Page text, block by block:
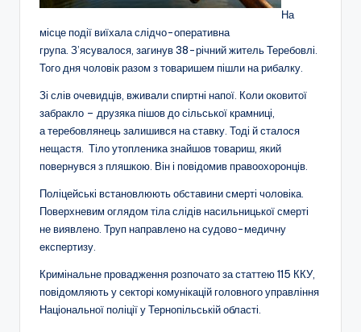
На
місце події виїхала слідчо-оперативна
група. З’ясувалося, загинув 38-річний житель Теребовлі.
Того дня чоловік разом з товаришем пішли на рибалку.
Зі слів очевидців, вживали спиртні напої. Коли оковитої
забракло – друзяка пішов до сільської крамниці,
а теребовлянець залишився на ставку. Тоді й сталося
нещастя. Тіло утопленика знайшов товариш, який
повернувся з пляшкою. Він і повідомив правоохоронців.
Поліцейські встановлюють обставини смерті чоловіка.
Поверхневим оглядом тіла слідів насильницької смерті
не виявлено. Труп направлено на судово-медичну
експертизу.
Кримінальне провадження розпочато за статтею 115 ККУ,
повідомляють у секторі комунікацій головного управління
Національної поліції у Тернопільській області.